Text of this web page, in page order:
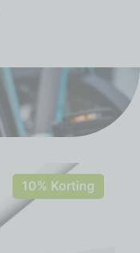
10% Korting